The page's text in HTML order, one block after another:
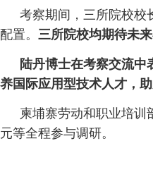
考察期间，三所院校校
配置。 三所院校均期待未
陆丹博士在考察交流
养国际应用型技术人才，
柬埔寨劳动和职业培
元等全程参与调研。